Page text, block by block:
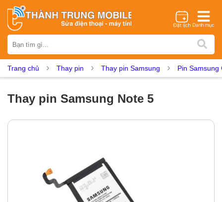
iPhone Samsung Oppo Xiaomi Realme Vivo
Vsmart Nokia Google Pixel
Dịch vụ sửa chữa
Thay màn hình
Màn hình iPhone Màn hình Samsung
Trang chủ Thay pin Thay pin Samsung Pin Samsung
Thay pin Samsung Note 5